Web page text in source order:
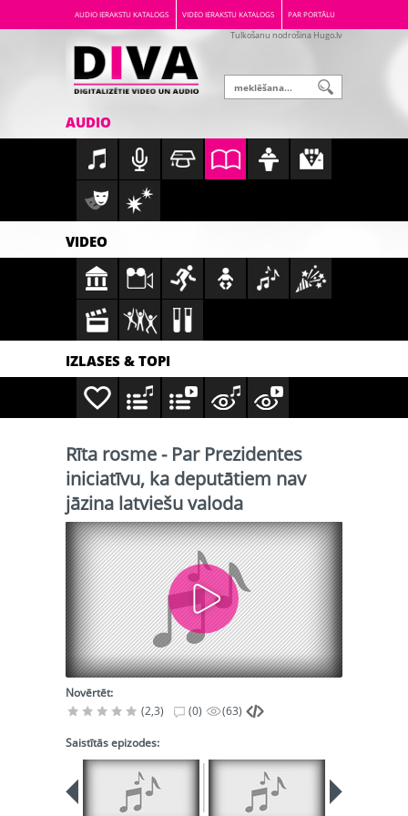
AUDIO IERAKSTU KATALOGS VIDEO IERAKSTU KATALOGS PAR PORTĀLU
Tulkošanu nodrošina Hugo.lv
AUDIO
VIDEO
IZLASES & TOPI
Rīta rosme - Par Prezidentes
iniciatīvu, ka deputātiem nav
jāzina latviešu valoda
Novērtēt:
(2,3)
(0) (63)
Saistītās epizodes: